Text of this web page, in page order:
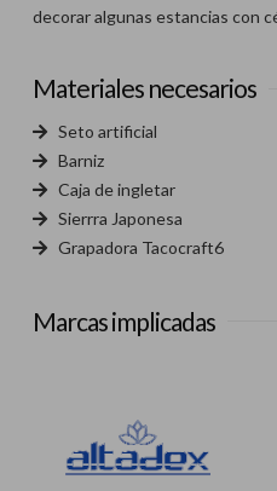
decorar algunas estancias con
Materiales necesarios
Seto artificial
Barniz
Caja de ingletar
Sierrra Japonesa
Grapadora Tacocraft6
Marcas implicadas